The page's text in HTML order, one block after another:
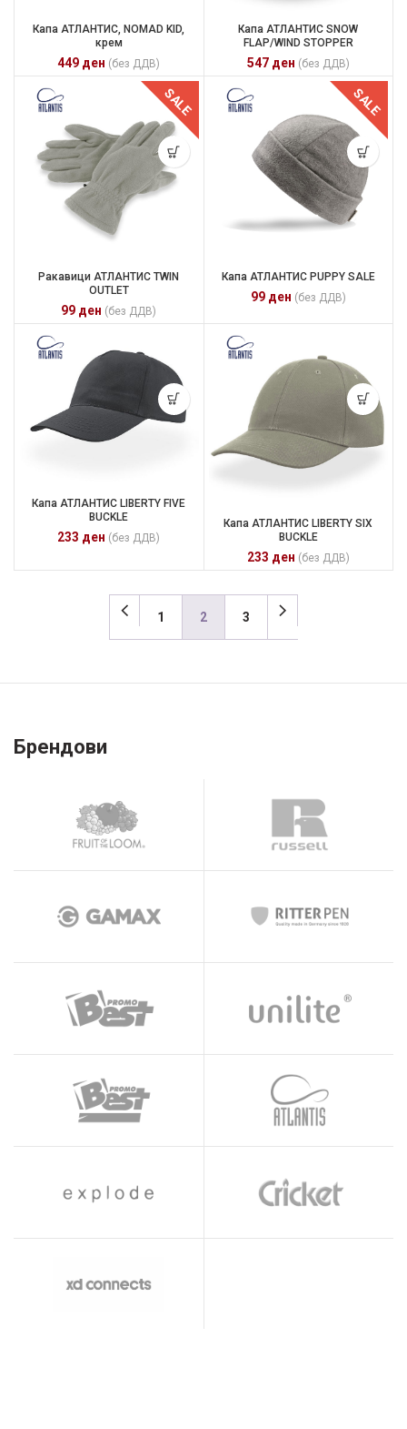
Капа АТЛАНТИС, NOMAD KID,
крем
449 ден (без ДДВ)
Капа АТЛАНТИС SNOW
FLAP/WIND STOPPER
547 ден (без ДДВ)
SALE
Ракавици АТЛАНТИС TWIN
OUTLET
99 ден (без ДДВ)
SALE
Капа АТЛАНТИС PUPPY SALE
99 ден (без ДДВ)
Капа АТЛАНТИС LIBERTY FIVE
BUCKLE
233 ден (без ДДВ)
Капа АТЛАНТИС LIBERTY SIX
BUCKLE
233 ден (без ДДВ)
1 2 3
Брендови